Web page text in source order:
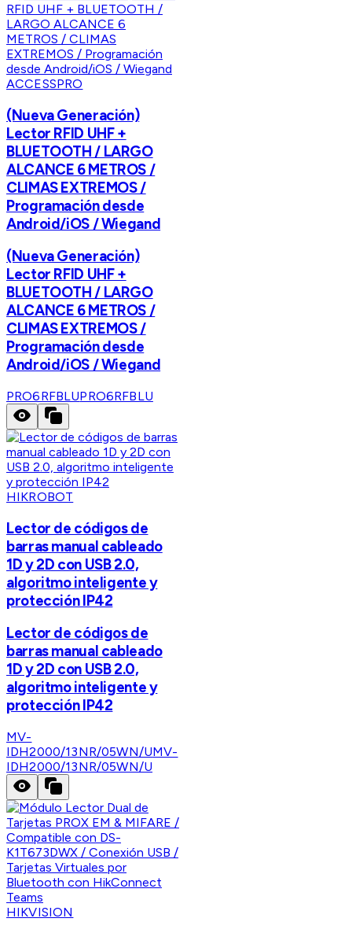
ACCESSPRO
(Nueva Generación)
Lector RFID UHF +
BLUETOOTH / LARGO
ALCANCE 6 METROS /
CLIMAS EXTREMOS /
Programación desde
Android/iOS / Wiegand
(Nueva Generación)
Lector RFID UHF +
BLUETOOTH / LARGO
ALCANCE 6 METROS /
CLIMAS EXTREMOS /
Programación desde
Android/iOS / Wiegand
PRO6RFBLUPRO6RFBLU
HIKROBOT
Lector de códigos de
barras manual cableado
1D y 2D con USB 2.0,
algoritmo inteligente y
protección IP42
Lector de códigos de
barras manual cableado
1D y 2D con USB 2.0,
algoritmo inteligente y
protección IP42
MV-
IDH2000/13NR/05WN/UMV-
IDH2000/13NR/05WN/U
HIKVISION